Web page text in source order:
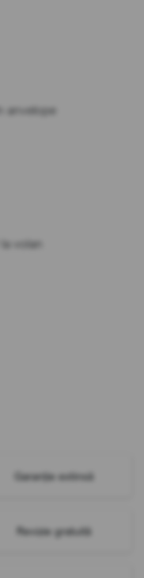
anvelope
volan
Garanție extinsă
Revizie gratuită